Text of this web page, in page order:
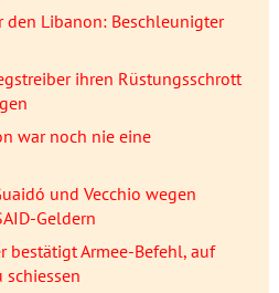
den Libanon: Beschleunigter
ihren Rüstungsschrott
war noch nie eine
und Vecchio wegen
Geldern
bestätigt Armee-Befehl, auf
schiessen